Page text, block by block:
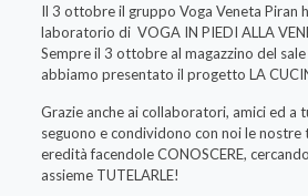
Il 3 ottobre il gruppo Voga Veneta Piran
laboratorio di VOGA IN PIEDI ALLA
Sempre il 3 ottobre al magazzino del
abbiamo presentato il progetto LA
Grazie anche ai collaboratori, amici ed a
seguono e condividono con noi le nostre
eredità facendole CONOSCERE,
assieme TUTELARLE!